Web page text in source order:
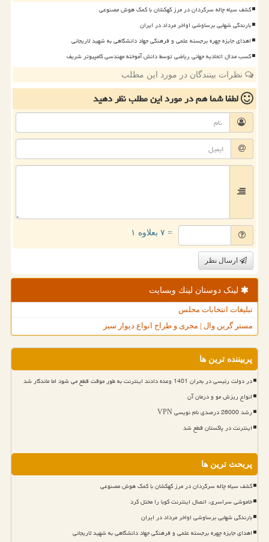
کشف سیاه چاله سرگردان در مرز کهکشان با کمک هوش مصنوعی
بارندگی شهابی برساوشی اواخر مرداد در ایران
اهدای جایزه چهره برجسته علمی و فرهنگی جهاد دانشگاهی به شهید لاریجانی
کسب مدال اتحادیه جهانی ریاضی توسط دانش آموخته مهندسی کامپیوتر شریف
نظرات بینندگان در مورد این مطلب
لطفا شما همدر مورد این مطلبنظر دهید
= ۷ بعلاوه ۱
ارسال نظر
لینک دوستان لینك وبسایت
تبلیغات انتخابات مجلس
مستر گرین وال | مجری و طراح انواع دیوار سبز
پربیننده ترین ها
در دولت رئیسی در بحران 1401 وعده دادند اینترنت به طور موقت قطع می شود اما ماندگار شد
انواع ریزش مو و درمان آن
رشد 26000 درصدی نام نویسی VPN
اینترنت در پاکستان قطع شد
پربحث ترین ها
کشف سیاه چاله سرگردان در مرز کهکشان با کمک هوش مصنوعی
خاموشی سراسری، اتصال اینترنت کوبا را مختل کرد
بارندگی شهابی برساوشی اواخر مرداد در ایران
اهدای جایزه چهره برجسته علمی و فرهنگی جهاد دانشگاهی به شهید لاریجانی